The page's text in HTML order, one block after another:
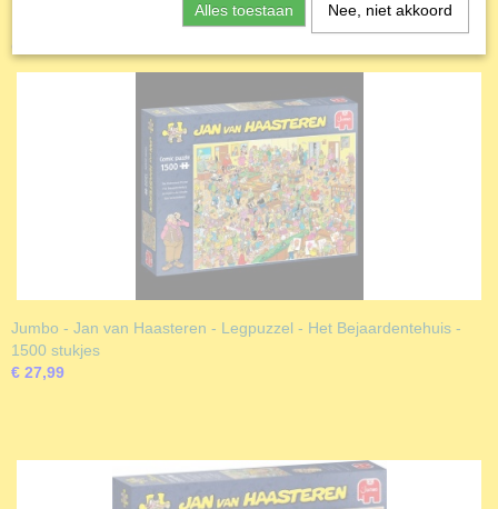
Ook interessant
Jumbo - Jan van Haasteren - Legpuzzel - Het Bejaardentehuis -
1500 stukjes
€ 27,99
Alles toestaan Nee, niet akkoord